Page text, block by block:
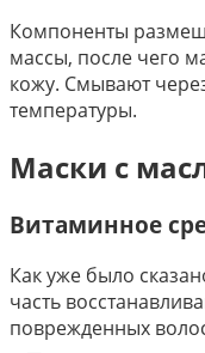
Компоненты
массы, после чего
кожу. Смывают
температуры.
Маски с
Витаминное
Как уже было
часть
поврежденных